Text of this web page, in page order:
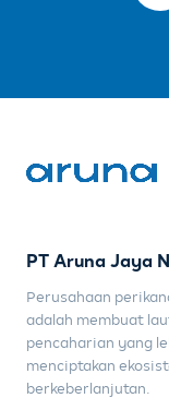
PT Aruna Jaya
Perusahaan
adalah membuat
pencaharian yang
menciptakan
berkeberlanjutan.